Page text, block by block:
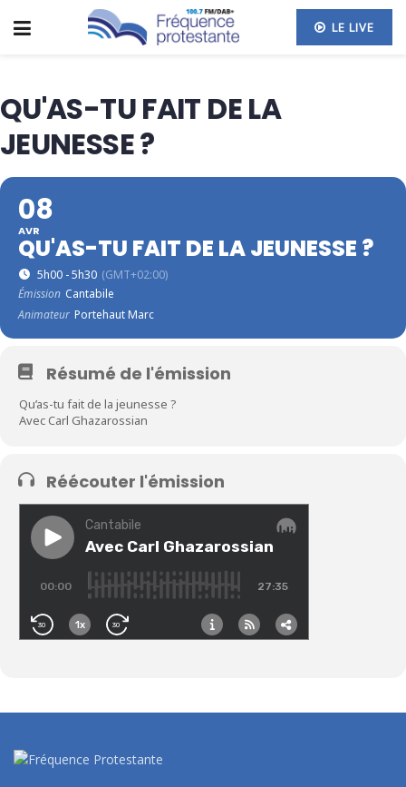
LE LIVE
QU'AS-TU FAIT DE LA
JEUNESSE ?
08
AVR
QU'AS-TU FAIT DE LA JEUNESSE ?
5h00 - 5h30 (GMT+02:00)
Émission Cantabile
Animateur Portehaut Marc
Résumé de l'émission
Qu’as-tu fait de la jeunesse ?
Avec Carl Ghazarossian
Réécouter l'émission